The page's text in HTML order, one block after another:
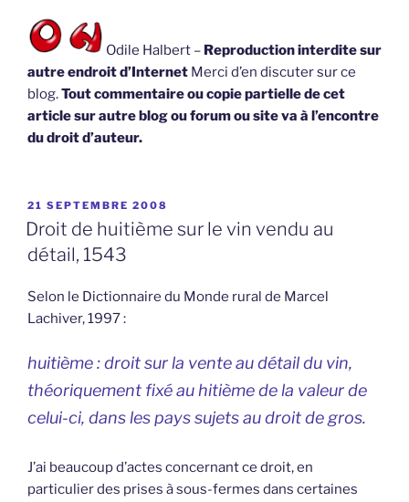
Odile Halbert – Reproduction interdite sur
autre endroit d’Internet Merci d’en discuter sur ce
blog.Tout commentaire ou copie partielle de cet
article sur autre blog ou forum ou site va à l’encontre
du droit d’auteur.
PUBLIÉ
LE
21 SEPTEMBRE 2008
Droit de huitième sur le vin vendu au
détail, 1543
Selon le Dictionnaire du Monde rural de Marcel
Lachiver, 1997 :
huitième : droit sur la vente au détail du vin,
théoriquement fixé au hitième de la valeur de
celui-ci, dans les pays sujets au droit de gros.
J’ai beaucoup d’actes concernant ce droit, en
particulier des prises à sous-fermes dans certaines